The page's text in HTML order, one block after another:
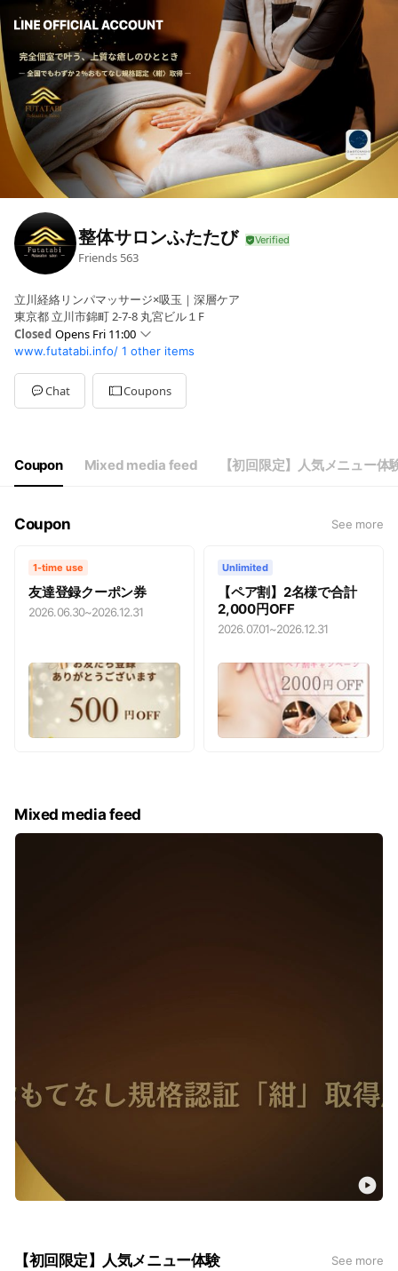
整体サロンふたたび
Friends 563
立川経絡リンパマッサージ×吸玉｜深層ケア
東京都 立川市錦町 2-7-8 丸宮ビル１F
Closed Opens Fri 11:00
Sun11:00 - 21:00
Mon11:00 - 21:00
Tue11:00 - 21:00
Wed11:00 - 21:00
最終受付19時｜ちあき10時〜対応可｜近隣コインパーキン
www.futatabi.info/ 1 other items
Chat Coupons
Coupon Mixed media feed 【初回限定】人気メニュー体
Coupon See more
1-time use
友達登録クーポン券
2026.06.30~2026.12.31
Unlimited
【ペア割】2名様で合計
2,000円OFF
2026.07.01~2026.12.31
Mixed media feed
【初回限定】人気メニュー体験 See more